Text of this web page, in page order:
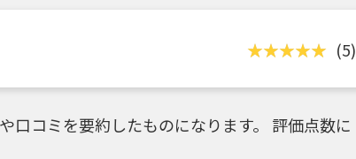
(5)
口コミを要約したものになります。 評価点数に